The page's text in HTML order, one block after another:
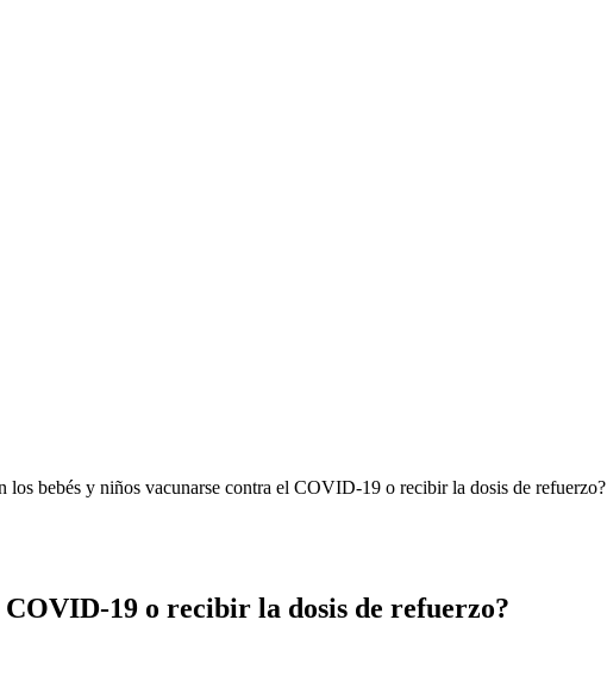
los bebés y niños vacunarse contra el COVID-19 o recibir la dosis de refuerzo?
COVID-19 o recibir la dosis de refuerzo?